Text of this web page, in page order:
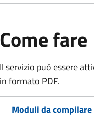
Come fare
Il servizio può essere
in formato PDF.
Moduli da